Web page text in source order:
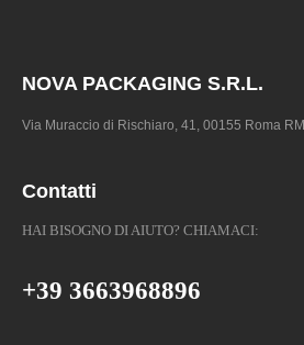
NOVA PACKAGING S.R.L.
Via Muraccio di Rischiaro, 41, 00155 Roma RM
Contatti
HAI BISOGNO DI AIUTO? CHIAMACI:
+39 3663968896